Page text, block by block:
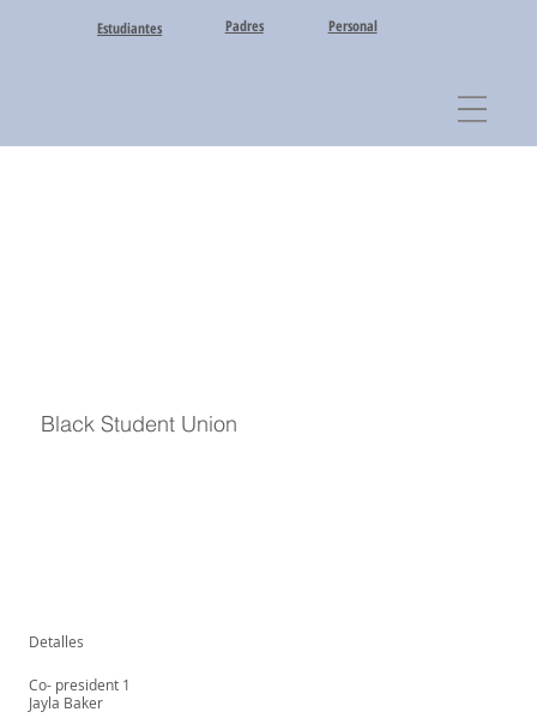
Estudiantes Padres Personal
Black Student Union
Detalles
Co- president 1
Jayla Baker